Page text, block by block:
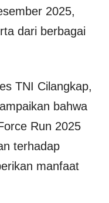
2025,
dari berbagai
TNI Cilangkap,
bahwa
Run 2025
terhadap
manfaat